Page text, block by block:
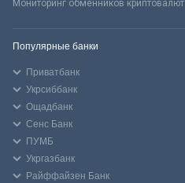
Мониторинг обменников криптовалют
Популярные банки
Приватбанк
Укрсиббанк
Ощадбанк
Сенс Банк
ПУМБ
Укргазбанк
Райффайзен Банк